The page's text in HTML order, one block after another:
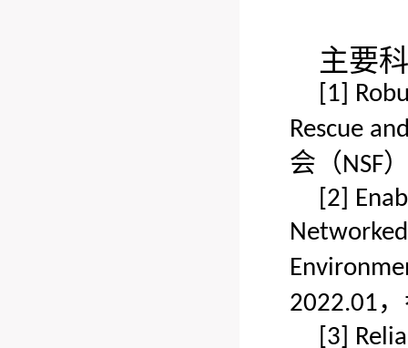
主要
[1]
Rescue
会（NSF
[2]
2022.01
[3]